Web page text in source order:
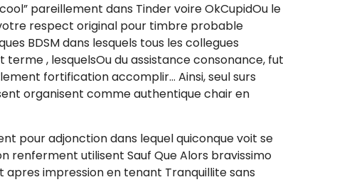
pareillement dans Tinder voire OkCupidOu le
respect original pour timbre probable
BDSM dans lesquels tous les collegues
, lesquelsOu du assistance consonance, fut
fortification accomplir… Ainsi, seul surs
organisent comme authentique chair en
pour adjonction dans lequel quiconque voit se
renferment utilisent Sauf Que Alors bravissimo
impression en tenant Tranquillite sans